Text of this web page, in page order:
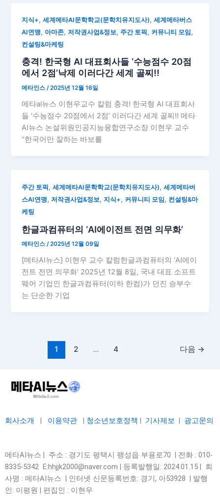
지식+,세계메타AI문학학교(문학치유지도사),세계메타버스
AI연맹, 아마존,저작권사업&정보, 주간 토픽, 커뮤니티 모임,
컨설팅&마케팅
충격! 한국형 AI 대표회사들 ‘수능점수 20점
에서 2점’낙제 이러다간 세계 골찌!!
메타인스/2025년 12월 16일
메타ai뉴스 이현우교수 칼럼 충격! 한국형 AI 대표회사
들 ‘수능점수 20점에서 2점’ 이러다간 세계 골찌!! 메타
AI뉴스 논설위원인공지능융합연구소장 이현우 교수
“한국어만 잘하는 바보를
주간 토픽 ,세계메타AI문학학교(문학치유지도사),세계메타버
스AI연맹,저작권사업&정보,지식+, 커뮤니티 모임 , 컨설팅&마
케팅
한글과컴퓨터의 ‘AI에이전트 전면 의무화’
메타인스/2025년 12월 09일
[메타AI뉴스] 이현우 교수 칼럼한글과컴퓨터의 ‘AI에이
전트 전면 의무화’ 2025년 12월 8일, 국내 대표 소프트
웨어 기업인 한글과컴퓨터(이하 한컴)가 던진 승부수
는 단순한 기업
1 2 … 4 다음 →
회사소개 이용약관 청소년보호정책 기사제보 광고문의
메타AI뉴스 | 주소 : 경기도 평택시 팽성읍 부용로70 | 전화 : 010-
8335-5342 E:hhjjk2000@naver.com | 등록발행일: 2024.01.15 | 회
사명 : 메타AI뉴스 | 인터넷 신문등록번호: 경기, 아53928 | 발행
인: 이평원 | 편집인 : 이현우